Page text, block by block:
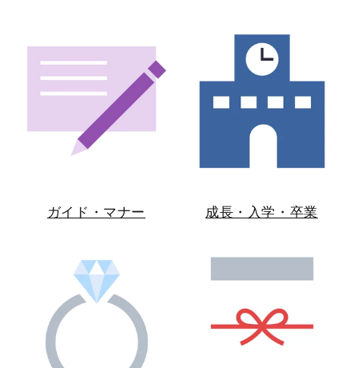
ガイド・マナー 成長・入学・卒業